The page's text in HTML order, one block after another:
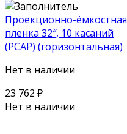
Проекционно-ёмкостная
пленка 32″, 10 касаний
(PCAP) (горизонтальная)
Нет в наличии
23 762 ₽
Нет в наличии